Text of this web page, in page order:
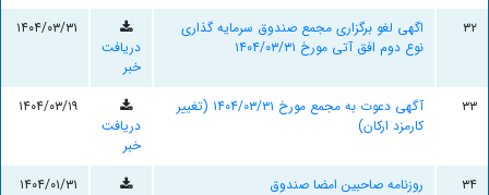
۳۲
اگهی لغو برگزاری مجمع صندوق سرمایه گذاری
نوع دوم افق آتی مورخ ۱۴۰۴/۰۳/۳۱
دریافت
خبر
۱۴۰۴/۰۳/۳۱
۳۳
آگهی دعوت به مجمع مورخ ۱۴۰۴/۰۳/۳۱ (تغییر
کارمزد ارکان)
دریافت
خبر
۱۴۰۴/۰۳/۱۹
۳۴
روزنامه صاحبین امضا صندوق
۱۴۰۴/۰۱/۳۱